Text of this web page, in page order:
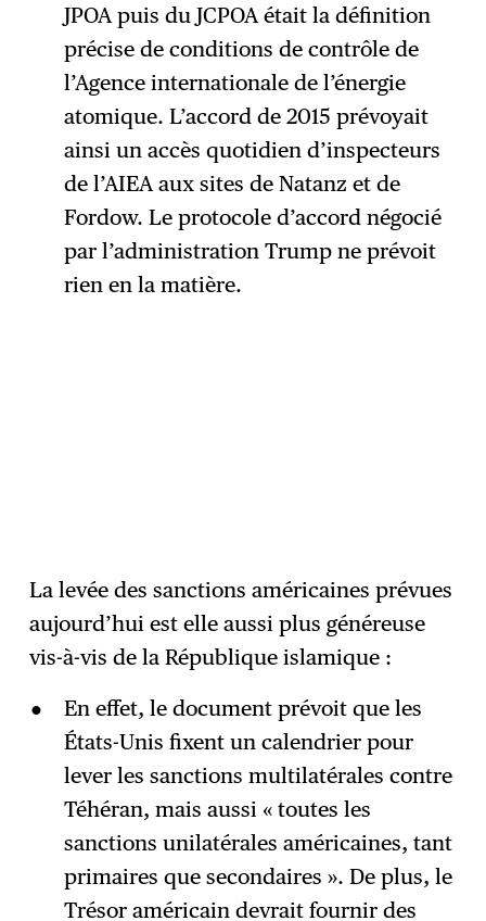
JPOA puis du JCPOA était la définition
précise de conditions de contrôle de
l’Agence internationale de l’énergie
atomique. L’accord de 2015 prévoyait
ainsi un accès quotidien d’inspecteurs
de l’AIEA aux sites de Natanz et de
Fordow. Le protocole d’accord négocié
par l’administration Trump ne prévoit
rien en la matière.
La levée des sanctions américaines prévues
aujourd’hui est elle aussi plus généreuse
vis-à-vis de la République islamique :
En effet, le document prévoit que les
États-Unis fixent un calendrier pour
lever les sanctions multilatérales contre
Téhéran, mais aussi « toutes les
sanctions unilatérales américaines, tant
primaires que secondaires ». De plus, le
Trésor américain devrait fournir des